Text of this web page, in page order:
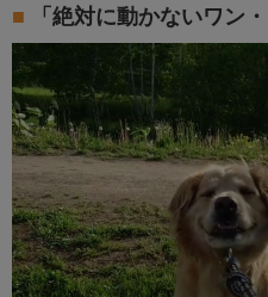
「絶対に動かないワン